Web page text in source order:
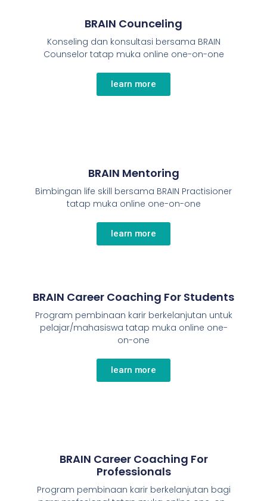
BRAIN Counceling
Konseling dan konsultasi bersama BRAIN
Counselor tatap muka online one-on-one
learn more
BRAIN Mentoring
Bimbingan life skill bersama BRAIN Practisioner
tatap muka online one-on-one
learn more
BRAIN Career Coaching For Students
Program pembinaan karir berkelanjutan untuk
pelajar/mahasiswa tatap muka online one-
on-one
learn more
BRAIN Career Coaching For
Professionals
Program pembinaan karir berkelanjutan bagi